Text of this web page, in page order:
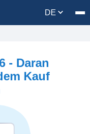
DE
- Daran
Kauf